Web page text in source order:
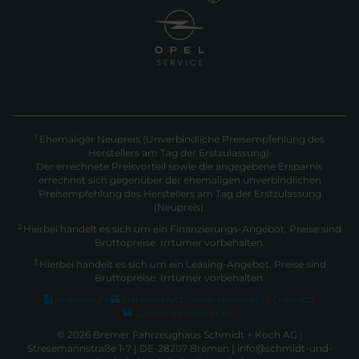
1 Ehemaliger Neupreis (Unverbindliche Preisempfehlung des
Herstellers am Tag der Erstzulassung).
Der errechnete Preisvorteil sowie die angegebene Ersparnis
errechnet sich gegenüber der ehemaligen unverbindlichen
Preisempfehlung des Herstellers am Tag der Erstzulassung
(Neupreis).
2 Hierbei handelt es sich um ein Finanzierungs-Angebot. Preise sind
Bruttopreise. Irrtümer vorbehalten.
3 Hierbei handelt es sich um ein Leasing-Angebot. Preise sind
Bruttopreise. Irrtümer vorbehalten.
Impressum
Datenschutz Barrierefreiheit EU Data Act
Cookie Einstellungen
© 2026 Bremer Fahrzeughaus Schmidt + Koch AG |
Stresemannstraße 1-7 | DE-28207 Bremen | info@schmidt-und-